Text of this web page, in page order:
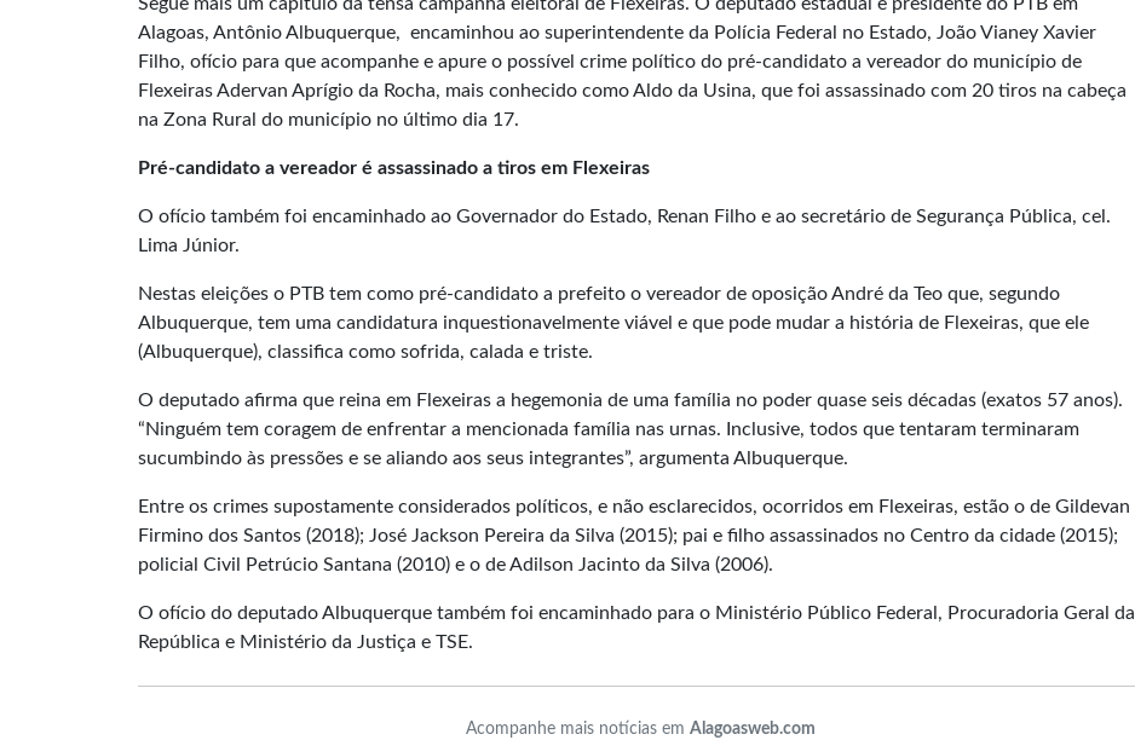
Alagoas, Antônio Albuquerque, encaminhou ao superintendente da Polícia Federal no Estado, João Vianey Xavier
Filho, ofício para que acompanhe e apure o possível crime político do pré-candidato a vereador do município de
Flexeiras Adervan Aprígio da Rocha, mais conhecido como Aldo da Usina, que foi assassinado com 20 tiros na cabeça
na Zona Rural do município no último dia 17.
Pré-candidato a vereador é assassinado a tiros em Flexeiras
O ofício também foi encaminhado ao Governador do Estado, Renan Filho e ao secretário de Segurança Pública, cel.
Lima Júnior.
Nestas eleições o PTB tem como pré-candidato a prefeito o vereador de oposição André da Teo que, segundo
Albuquerque, tem uma candidatura inquestionavelmente viável e que pode mudar a história de Flexeiras, que ele
(Albuquerque), classifica como sofrida, calada e triste.
O deputado afirma que reina em Flexeiras a hegemonia de uma família no poder quase seis décadas (exatos 57 anos).
“Ninguém tem coragem de enfrentar a mencionada família nas urnas. Inclusive, todos que tentaram terminaram
sucumbindo às pressões e se aliando aos seus integrantes”, argumenta Albuquerque.
Entre os crimes supostamente considerados políticos, e não esclarecidos, ocorridos em Flexeiras, estão o de Gildevan
Firmino dos Santos (2018); José Jackson Pereira da Silva (2015); pai e filho assassinados no Centro da cidade (2015);
policial Civil Petrúcio Santana (2010) e o de Adilson Jacinto da Silva (2006).
O ofício do deputado Albuquerque também foi encaminhado para o Ministério Público Federal, Procuradoria Geral da
República e Ministério da Justiça e TSE.
Acompanhe mais notícias em Alagoasweb.com